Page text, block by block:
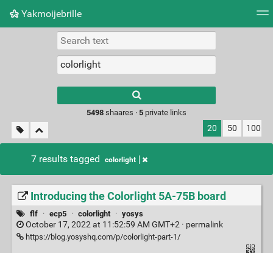
Yakmoijebrille
Picture wall
results.
5498shaares · 5private links
20 50 100
7 results tagged colorlight
Introducing the Colorlight 5A-75B board
flf · ecp5 · colorlight · yosys
October 17, 2022 at 11:52:59 AM GMT+2 · permalink
https://blog.yosyshq.com/p/colorlight-part-1/